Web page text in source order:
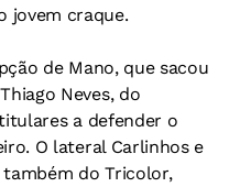
jovem craque.
de Mano, que sacou
Neves, do
a defender o
O lateral Carlinhos e
do Tricolor,